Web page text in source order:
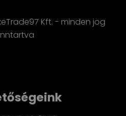
Kft. - minden jog